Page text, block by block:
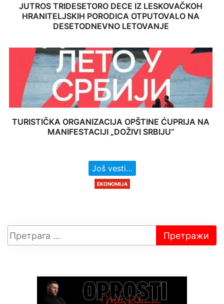
JUTROS TRIDESETORO DECE IZ LESKOVAČKOH
HRANITELJSKIH PORODICA OTPUTOVALO NA
DESETODNEVNO LETOVANJE
TURISTIČKA ORGANIZACIJA OPŠTINE ĆUPRIJA NA
MANIFESTACIJI „DOŽIVI SRBIJU“
Još vesti…
EKONOMIJA